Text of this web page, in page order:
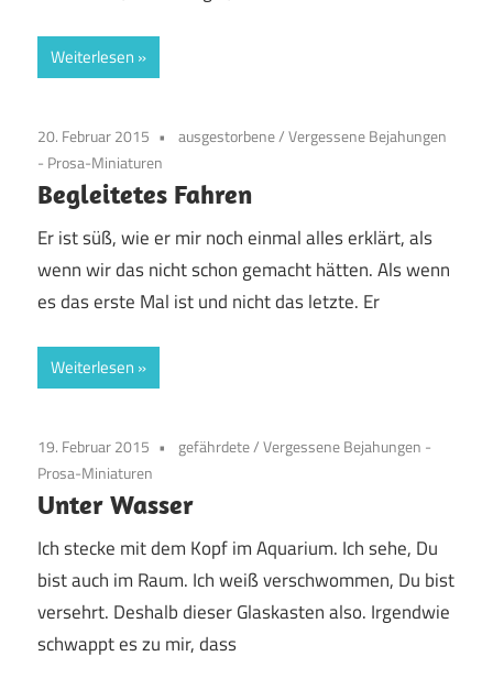
Weiterlesen
20. Februar 2015 ausgestorbene/Vergessene Bejahungen
- Prosa-Miniaturen
Begleitetes Fahren
Er ist süß, wie er mir noch einmal alles erklärt, als
wenn wir das nicht schon gemacht hätten. Als wenn
es das erste Mal ist und nicht das letzte. Er
Weiterlesen
19. Februar 2015 gefährdete/Vergessene Bejahungen -
Prosa-Miniaturen
Unter Wasser
Ich stecke mit dem Kopf im Aquarium. Ich sehe, Du
bist auch im Raum. Ich weiß verschwommen, Du bist
versehrt. Deshalb dieser Glaskasten also. Irgendwie
schwappt es zu mir, dass